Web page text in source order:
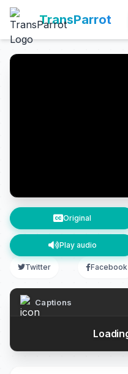
TransParrot
Original
Play audio
Twitter Facebook
Captions